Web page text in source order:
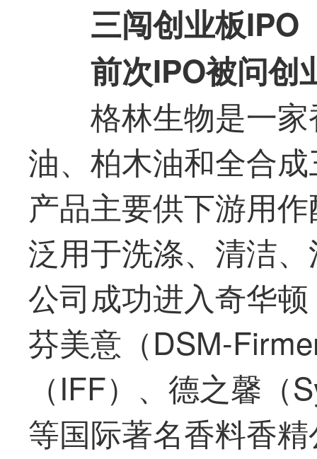
三闯创业板IPO
前次IPO被问创
格林生物是一
油、柏木油和全合
产品主要供下游用
泛用于洗涤、清洁
公司成功进入奇华
芬美意（DSM-
（IFF）、德之馨
等国际著名香料香